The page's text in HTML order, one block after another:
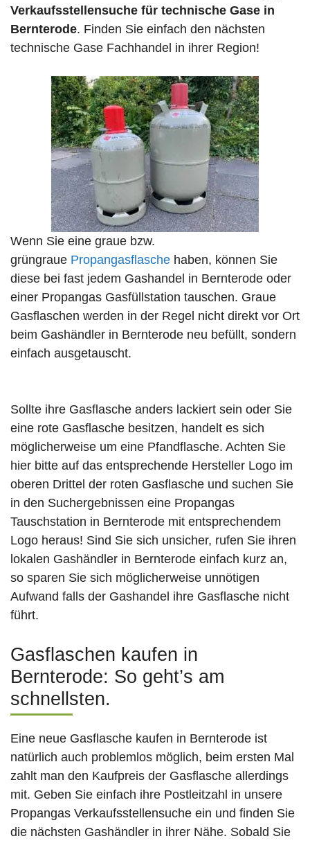
Verkaufsstellensuche für technische Gase in
Bernterode. Finden Sie einfach den nächsten
technische Gase Fachhandel in ihrer Region!
Wenn Sie eine graue bzw.
grüngraue Propangasflasche haben, können Sie
diese bei fast jedem Gashandel in Bernterode oder
einer Propangas Gasfüllstation tauschen. Graue
Gasflaschen werden in der Regel nicht direkt vor Ort
beim Gashändler in Bernterode neu befüllt, sondern
einfach ausgetauscht.
Sollte ihre Gasflasche anders lackiert sein oder Sie
eine rote Gasflasche besitzen, handelt es sich
möglicherweise um eine Pfandflasche. Achten Sie
hier bitte auf das entsprechende Hersteller Logo im
oberen Drittel der roten Gasflasche und suchen Sie
in den Suchergebnissen eine Propangas
Tauschstation in Bernterode mit entsprechendem
Logo heraus! Sind Sie sich unsicher, rufen Sie ihren
lokalen Gashändler in Bernterode einfach kurz an,
so sparen Sie sich möglicherweise unnötigen
Aufwand falls der Gashandel ihre Gasflasche nicht
führt.
Gasflaschen kaufen in
Bernterode: So geht’s am
schnellsten.
Eine neue Gasflasche kaufen in Bernterode ist
natürlich auch problemlos möglich, beim ersten Mal
zahlt man den Kaufpreis der Gasflasche allerdings
mit. Geben Sie einfach ihre Postleitzahl in unsere
Propangas Verkaufsstellensuche ein und finden Sie
die nächsten Gashändler in ihrer Nähe. Sobald Sie